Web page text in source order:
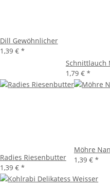
Dill Gewöhnlicher
1,39 € *
Schnittlauch
1,79 € *
Radies Riesenbutter
1,39 € *
Möhre
1,39 € *